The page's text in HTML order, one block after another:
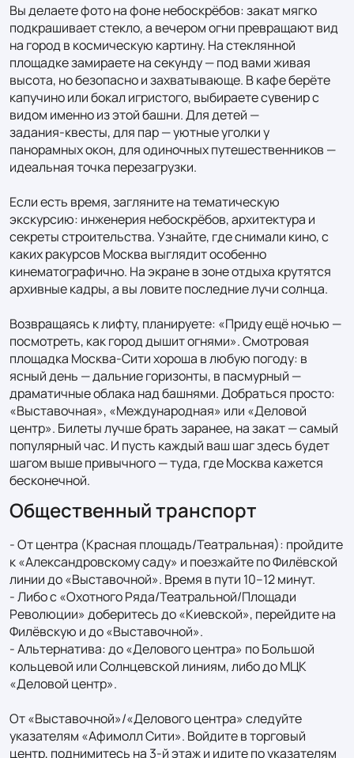
Вы делаете фото на фоне небоскрёбов: закат мягко
подкрашивает стекло, а вечером огни превращают вид
на город в космическую картину. На стеклянной
площадке замираете на секунду — под вами живая
высота, но безопасно и захватывающе. В кафе берёте
капучино или бокал игристого, выбираете сувенир с
видом именно из этой башни. Для детей —
задания‑квесты, для пар — уютные уголки у
панорамных окон, для одиночных путешественников —
идеальная точка перезагрузки.
Если есть время, загляните на тематическую
экскурсию: инженерия небоскрёбов, архитектура и
секреты строительства. Узнайте, где снимали кино, с
каких ракурсов Москва выглядит особенно
кинематографично. На экране в зоне отдыха крутятся
архивные кадры, а вы ловите последние лучи солнца.
Возвращаясь к лифту, планируете: «Приду ещё ночью —
посмотреть, как город дышит огнями». Смотровая
площадка Москва‑Сити хороша в любую погоду: в
ясный день — дальние горизонты, в пасмурный —
драматичные облака над башнями. Добраться просто:
«Выставочная», «Международная» или «Деловой
центр». Билеты лучше брать заранее, на закат — самый
популярный час. И пусть каждый ваш шаг здесь будет
шагом выше привычного — туда, где Москва кажется
бесконечной.
Общественный транспорт
- От центра (Красная площадь/Театральная): пройдите
к «Александровскому саду» и поезжайте по Филёвской
линии до «Выставочной». Время в пути 10–12 минут.
- Либо с «Охотного Ряда/Театральной/Площади
Революции» доберитесь до «Киевской», перейдите на
Филёвскую и до «Выставочной».
- Альтернатива: до «Делового центра» по Большой
кольцевой или Солнцевской линиям, либо до МЦК
«Деловой центр».
От «Выставочной»/«Делового центра» следуйте
указателям «Афимолл Сити». Войдите в торговый
центр, поднимитесь на 3-й этаж и идите по указателям